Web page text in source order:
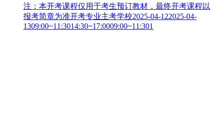
注：本开考课程仅用于考生预订教材，最终开考课程以
报考简章为准开考专业主考学校2025-04-122025-04-
1309:00~11:3014:30~17:0009:00~11:301